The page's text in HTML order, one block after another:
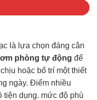
là lựa chọn đáng cân
phòng tự động để
hoặc bố trí một thiết
ngày. Điểm nhiều
dụng. mức độ phù